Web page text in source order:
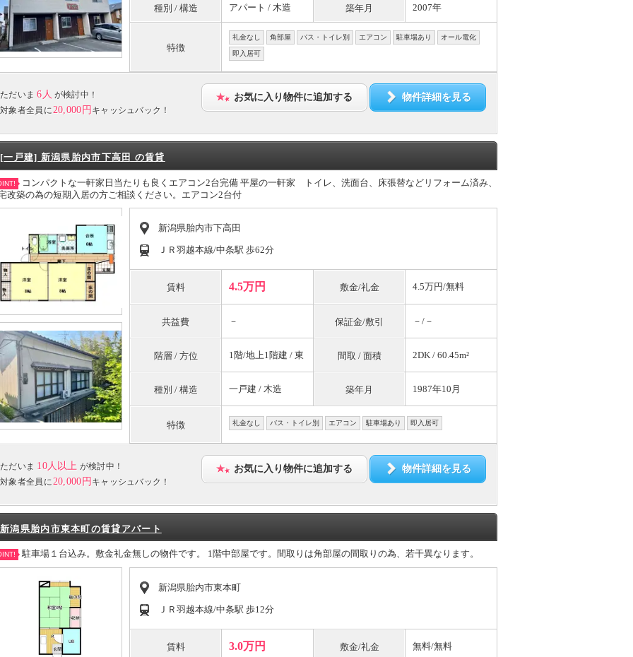
種別 / 構造 アパート / 木造 築年月 2007年
特徴
礼金なし 角部屋 バス・トイレ別 エアコン 駐車場あり オール電化
即入居可
ただいま 6人 が検討中！
対象者全員に20,000円 キャッシュバック！
お気に入り物件に追加する 物件詳細を見る
[一戸建] 新潟県胎内市下高田 の賃貸
コンパクトな一軒家日当たりも良くエアコン2台完備 平屋の一軒家 トイレ、洗面台、床張替などリフォーム済み、
改築の為の短期入居の方ご相談ください。エアコン2台付
新潟県胎内市下高田
ＪＲ羽越本線/中条駅 歩62分
賃料 4.5万円 敷金/礼金 4.5万円/無料
共益費 － 保証金/敷引 －/－
階層 / 方位 1階/地上1階建 / 東 間取 / 面積 2DK / 60.45m²
種別 / 構造 一戸建 / 木造 築年月 1987年10月
特徴 礼金なし バス・トイレ別 エアコン 駐車場あり 即入居可
ただいま 10人以上 が検討中！
対象者全員に 20,000円 キャッシュバック！
お気に入り物件に追加する 物件詳細を見る
新潟県胎内市東本町の賃貸アパート
駐車場１台込み。敷金礼金無しの物件です。 1階中部屋です。間取りは角部屋の間取りの為、若干異なります。
新潟県胎内市東本町
ＪＲ羽越本線/中条駅 歩12分
賃料 3.0万円 敷金/礼金 無料/無料